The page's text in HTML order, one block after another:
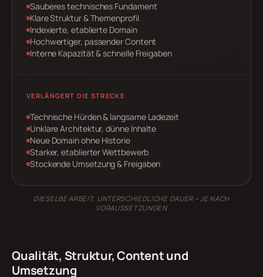
Sauberes technisches Fundament
Klare Struktur & Themenprofil
Indexierte, etablierte Domain
Hochwertiger, passender Content
Interne Kapazität & schnelle Freigaben
VERLÄNGERT DIE STRECKE
Technische Hürden & langsame Ladezeit
Unklare Architektur, dünne Inhalte
Neue Domain ohne Historie
Starker, etablierter Wettbewerb
Stockende Umsetzung & Freigaben
DIESELBE ARBEIT, UNTERSCHIEDLICHE DAUER – JE NACH
VORAUSSETZUNGEN
Qualität, Struktur, Content und
Umsetzung